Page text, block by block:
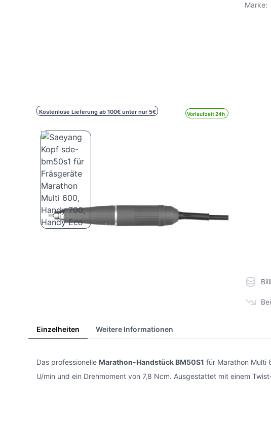
Kostenlose Lieferung ab 100€ unter nur 5€ Vorlaufzeit 24h
Marke:
Einzelheiten Weitere Informationen
Das professionelle Marathon-Handstück BM50S1 für Marathon Multi
U/min und ein Drehmoment von 7,8 Ncm. Ausgestattet mit einem